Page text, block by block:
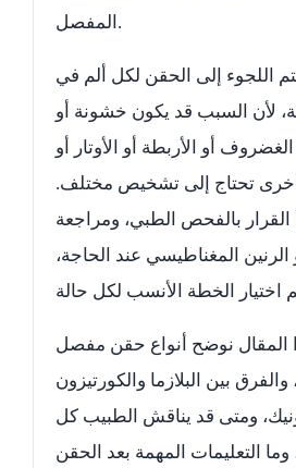
المفصل.
اللجوء إلى الحقن لكل ألم في
لأن السبب قد يكون خشونة أو
أو الأربطة أو الأوتار أو
تحتاج إلى تشخيص مختلف.
القرار بالفحص الطبي، ومراجعة
الرنين المغناطيسي عند الحاجة،
المقال نوضح أنواع حقن مفصل
والفرق بين البلازما والكورتيزون
ومتى قد يناقش الطبيب كل